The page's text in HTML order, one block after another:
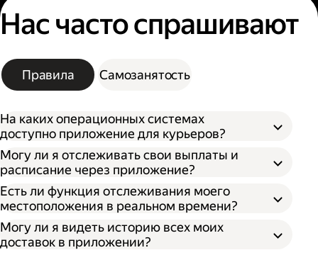
Нас часто спрашивают
Правила Самозанятость
На каких операционных системах
доступно приложение для курьеров?
Могу ли я отслеживать свои выплаты и
расписание через приложение?
Есть ли функция отслеживания моего
местоположения в реальном времени?
Могу ли я видеть историю всех моих
доставок в приложении?